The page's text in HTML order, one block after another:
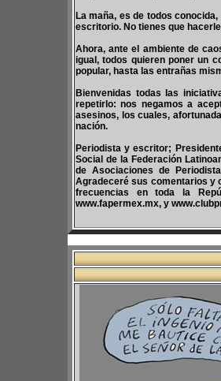
La maña, es de todos
escritorio. No tienes que
Ahora, ante el ambiente de
igual, todos quieren poner un
popular, hasta las entrañas
Bienvenidas todas las
repetirlo: nos negamos a
asesinos, los cuales,
nación.
Periodista y escritor;
Social de la Federación
de Asociaciones de
Agradeceré sus comentarios y
frecuencias en toda la
www.fapermex.mx, y